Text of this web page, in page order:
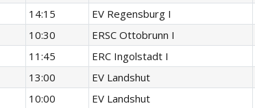
14:15 EV Regensburg I
10:30 ERSC Ottobrunn I
11:45 ERC Ingolstadt I
13:00 EV Landshut
10:00 EV Landshut